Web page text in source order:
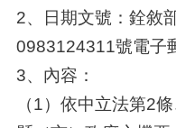
2、日期文號：銓敘
0983124311號電子
3、內容：
（1）依中立法第2